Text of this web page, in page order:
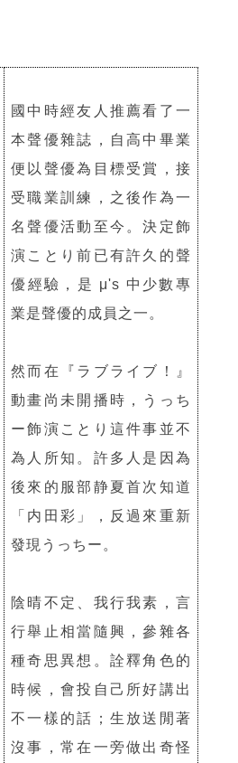
國中時經友人推薦看了一
本聲優雜誌，自高中畢業
便以聲優為目標受賞，接
受職業訓練，之後作為一
名聲優活動至今。決定飾
演ことり前已有許久的聲
優經驗，是 μ's 中少數專
業是聲優的成員之一。
然而在『ラブライブ！』
動畫尚未開播時，うっち
ー飾演ことり這件事並不
為人所知。許多人是因為
後來的服部静夏首次知道
「内田彩」，反過來重新
發現うっちー。
陰晴不定、我行我素，言
行舉止相當隨興，參雜各
種奇思異想。詮釋角色的
時候，會投自己所好講出
不一樣的話；生放送閒著
沒事，常在一旁做出奇怪